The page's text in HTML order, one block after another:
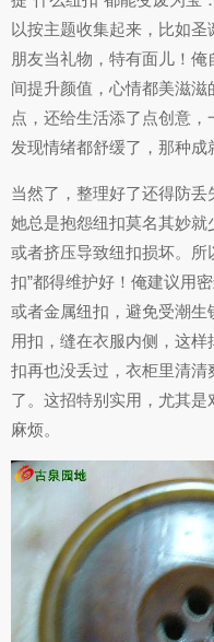
以按主题收集起来，比如
朋友当礼物，特有面儿！
间提升颜值，心情都美滋
点，还给生活添了点创意
发现情绪都舒缓了，那种成
当然了，整理好了还得防丢
她总是抱怨纽扣莫名其妙
或者挤压导致纽扣损坏。所
扣”都得维护好！俺建议用
或者金属纽扣，避免受潮
用扣，缝在衣服内侧，这
扣再也没丢过，衣柜里清
了。这招特别实用，尤其
麻烦。